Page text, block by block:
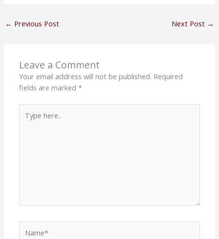
← Previous Post Next Post →
Leave a Comment
Your email address will not be published. Required
fields are marked*
here..